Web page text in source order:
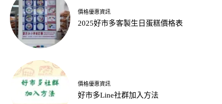
價格優惠資訊
2025好市多客製生日蛋糕價格表
價格優惠資訊
好市多Line社群加入方法